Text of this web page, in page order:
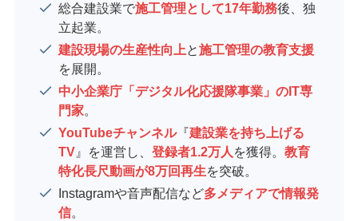
総合建設業で施工管理として17年勤務後、独
立起業。
建設現場の生産性向上と施工管理の教育支援
を展開。
中小企業庁「デジタル化応援隊事業」のIT専
門家。
YouTubeチャンネル『建設業を持ち上げる
TV 』を運営し、 登録者1.2万人 を獲得。 教育
特化長尺動画が8万回再生を突破。
Instagramや音声配信など多メディアで情報発
信。